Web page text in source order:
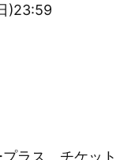
)23:59
ラス、チケット